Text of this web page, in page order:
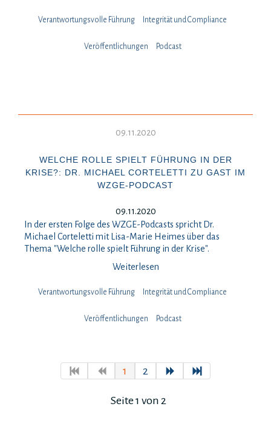
Verantwortungsvolle Führung Integrität und Compliance
Veröffentlichungen Podcast
09.11.2020
WELCHE ROLLE SPIELT FÜHRUNG IN DER
KRISE?: DR. MICHAEL CORTELETTI ZU GAST IM
WZGE-PODCAST
09.11.2020
In der ersten Folge des WZGE-Podcasts spricht Dr.
Michael Corteletti mit Lisa-Marie Heimes über das
Thema "Welche rolle spielt Führung in der Krise".
Weiterlesen
Verantwortungsvolle Führung Integrität und Compliance
Veröffentlichungen Podcast
Seite 1 von 2
1 2